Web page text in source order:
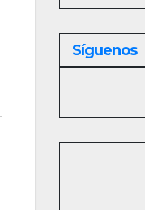
Síguenos